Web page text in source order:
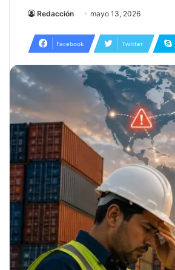
Redacción mayo 13, 2026
Facebook Twitter